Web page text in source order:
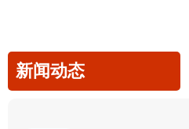
新闻动态